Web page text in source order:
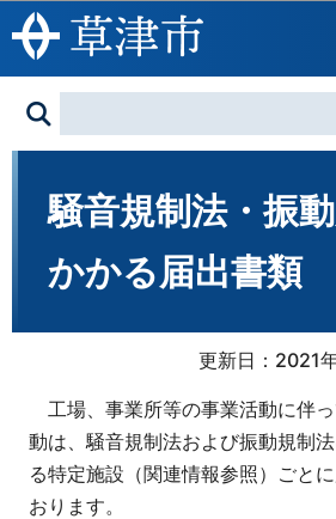
このページの本文へ
騒音規制法・振
かかる届出書類
更新日：2021
工場、事業所等の事業活動に伴
動は、騒音規制法および振動規制
る特定施設（関連情報参照）ごと
おります。